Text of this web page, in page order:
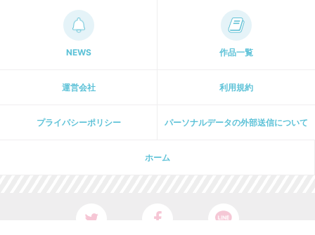
NEWS 作品一覧
運営会社 利用規約
プライパシーポリシー パーソナルデータの外部送信について
ホーム